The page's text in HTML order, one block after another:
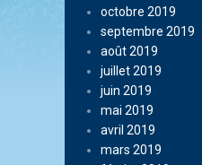
octobre 2019
septembre 2019
août 2019
juillet 2019
juin 2019
mai 2019
avril 2019
mars 2019